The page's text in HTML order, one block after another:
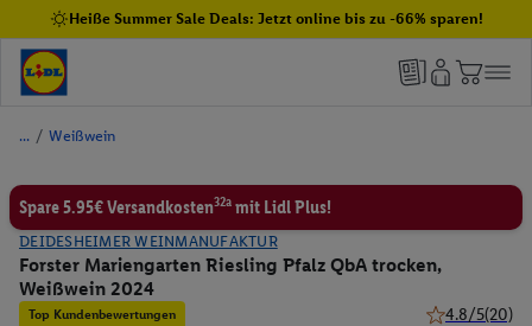
Heiße Summer Sale Deals: Jetzt online bis zu -66% sparen!
/ Weißwein
Spare 5.95€ Versandkosten32a mit Lidl Plus!
DEIDESHEIMER WEINMANUFAKTUR
Forster Mariengarten Riesling Pfalz QbA trocken,
Weißwein 2024
Top Kundenbewertungen 4.8/5(20)